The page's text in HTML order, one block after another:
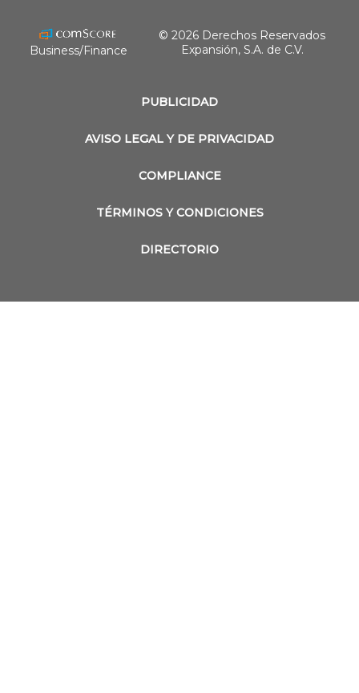
PUBLICIDAD
AVISO LEGAL Y DE PRIVACIDAD
COMPLIANCE
TÉRMINOS Y CONDICIONES
DIRECTORIO
Business/Finance
© 2026 Derechos Reservados
Expansión, S.A. de C.V.